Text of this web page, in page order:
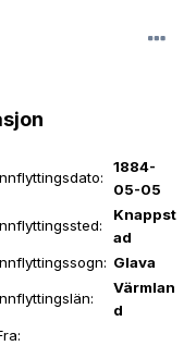
1884-
05-05
Knappst
ad
Glava
Värmlan
d